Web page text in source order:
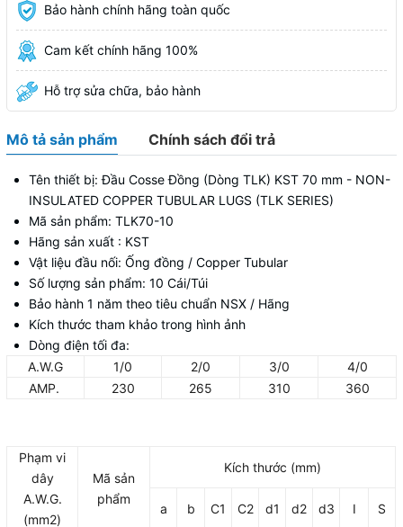
Bảo hành chính hãng toàn quốc
Cam kết chính hãng 100%
Hỗ trợ sửa chữa, bảo hành
Mô tả sản phẩm Chính sách đổi trả
Tên thiết bị: Đầu Cosse Đồng (Dòng TLK) KST 70 mm - NON-
INSULATED COPPER TUBULAR LUGS (TLK SERIES)
Mã sản phẩm: TLK70-10
Hãng sản xuất : KST
Vật liệu đầu nối: Ống đồng / Copper Tubular
Số lượng sản phẩm: 10 Cái/Túi
Bảo hành 1 năm theo tiêu chuẩn NSX / Hãng
Kích thước tham khảo trong hình ảnh
Dòng điện tối đa:
A.W.G
1/0 2/0 3/0
4/0
AMP.
230 265 310 360
Phạm vi
dây
A.W.G.
(mm2)
Mã sản
phẩm
Kích thước (mm)
a b C1 C2 d1 d2 d3 I S